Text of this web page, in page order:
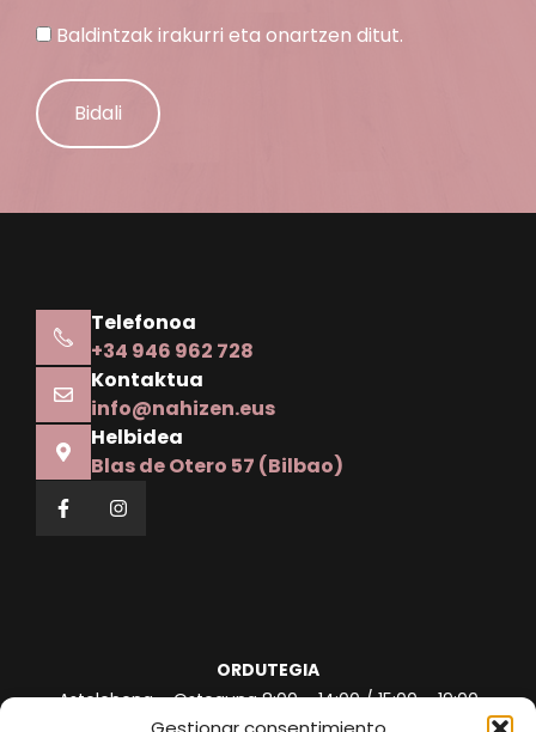
Baldintzak irakurri eta onartzen ditut.
Telefonoa
+34 946 962 728
Kontaktua
info@nahizen.eus
Helbidea
Blas de Otero 57 (Bilbao)
ORDUTEGIA
Astelehena – Osteguna 8:00 – 14:00 / 15:00 – 19:00